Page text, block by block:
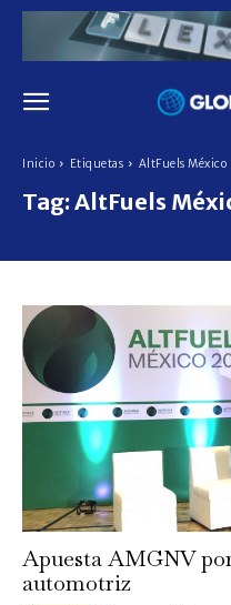
Inicio Etiquetas AltFuels México
Tag: AltFuels
Apuesta AMGNV
automotriz